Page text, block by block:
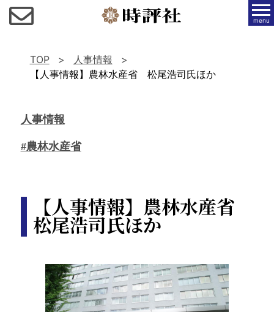
menu
TOP
人事情報
【人事情報】農林水産省 松尾浩司氏ほか
人事情報
#農林水産省
【人事情報】農林水産省
松尾浩司氏ほか